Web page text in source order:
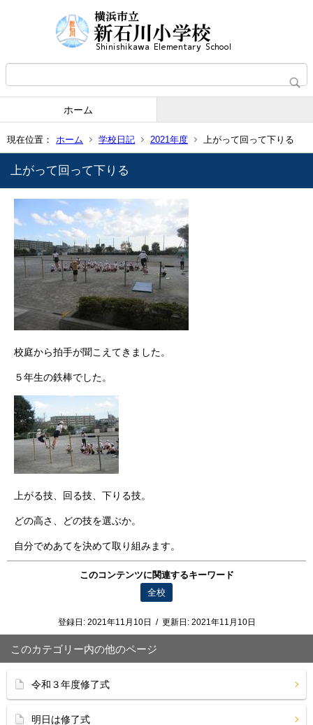
ホーム
現在位置： ホーム 学校日記 2021年度 上がって回って下りる
上がって回って下りる
校庭から拍手が聞こえてきました。
５年生の鉄棒でした。
上がる技、回る技、下りる技。
どの高さ、どの技を選ぶか。
自分でめあてを決めて取り組みます。
このコンテンツに関連するキーワード
全校
登録日: 2021年11月10日 / 更新日: 2021年11月10日
このカテゴリー内の他のページ
令和３年度修了式
明日は修了式